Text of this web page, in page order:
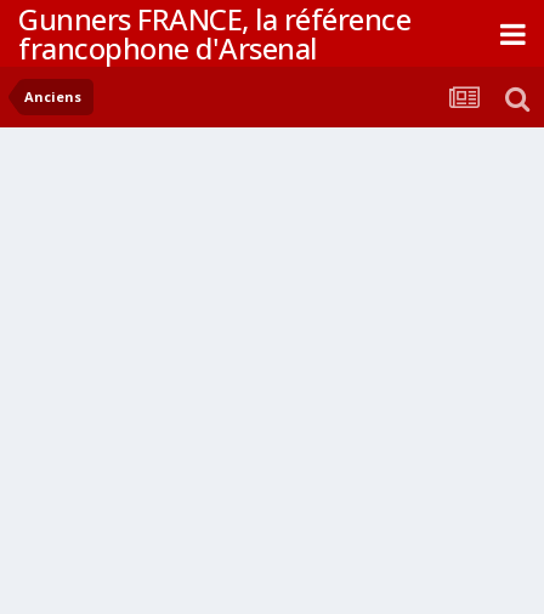
Gunners FRANCE, la référence
francophone d'Arsenal
Anciens